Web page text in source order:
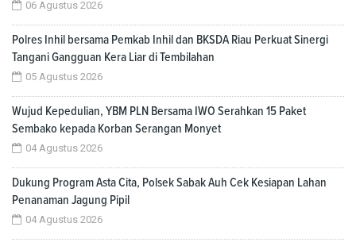
06 Agustus 2026
Polres Inhil bersama Pemkab Inhil dan BKSDA Riau Perkuat Sinergi
Tangani Gangguan Kera Liar di Tembilahan
05 Agustus 2026
Wujud Kepedulian, YBM PLN Bersama IWO Serahkan 15 Paket
Sembako kepada Korban Serangan Monyet
04 Agustus 2026
Dukung Program Asta Cita, Polsek Sabak Auh Cek Kesiapan Lahan
Penanaman Jagung Pipil
04 Agustus 2026